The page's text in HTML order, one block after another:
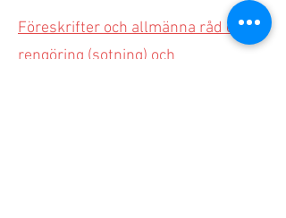
Föreskrifter och allmänna råd om
rengöring (sotning) och